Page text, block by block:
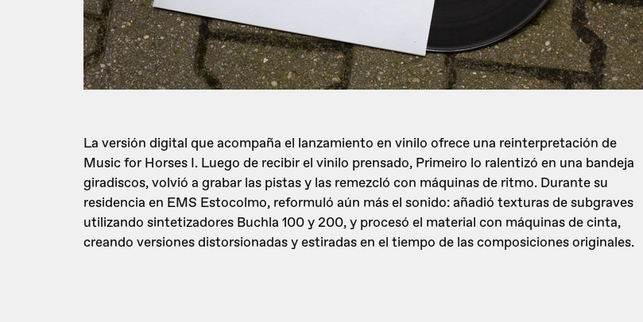
La versión digital que acompaña el lanzamiento en vinilo ofrece una reinterpretación de
Music for Horses I. Luego de recibir el vinilo prensado, Primeiro lo ralentizó en una bandeja
giradiscos, volvió a grabar las pistas y las remezcló con máquinas de ritmo. Durante su
residencia en EMS Estocolmo, reformuló aún más el sonido: añadió texturas de subgraves
utilizando sintetizadores Buchla 100 y 200, y procesó el material con máquinas de cinta,
creando versiones distorsionadas y estiradas en el tiempo de las composiciones originales.